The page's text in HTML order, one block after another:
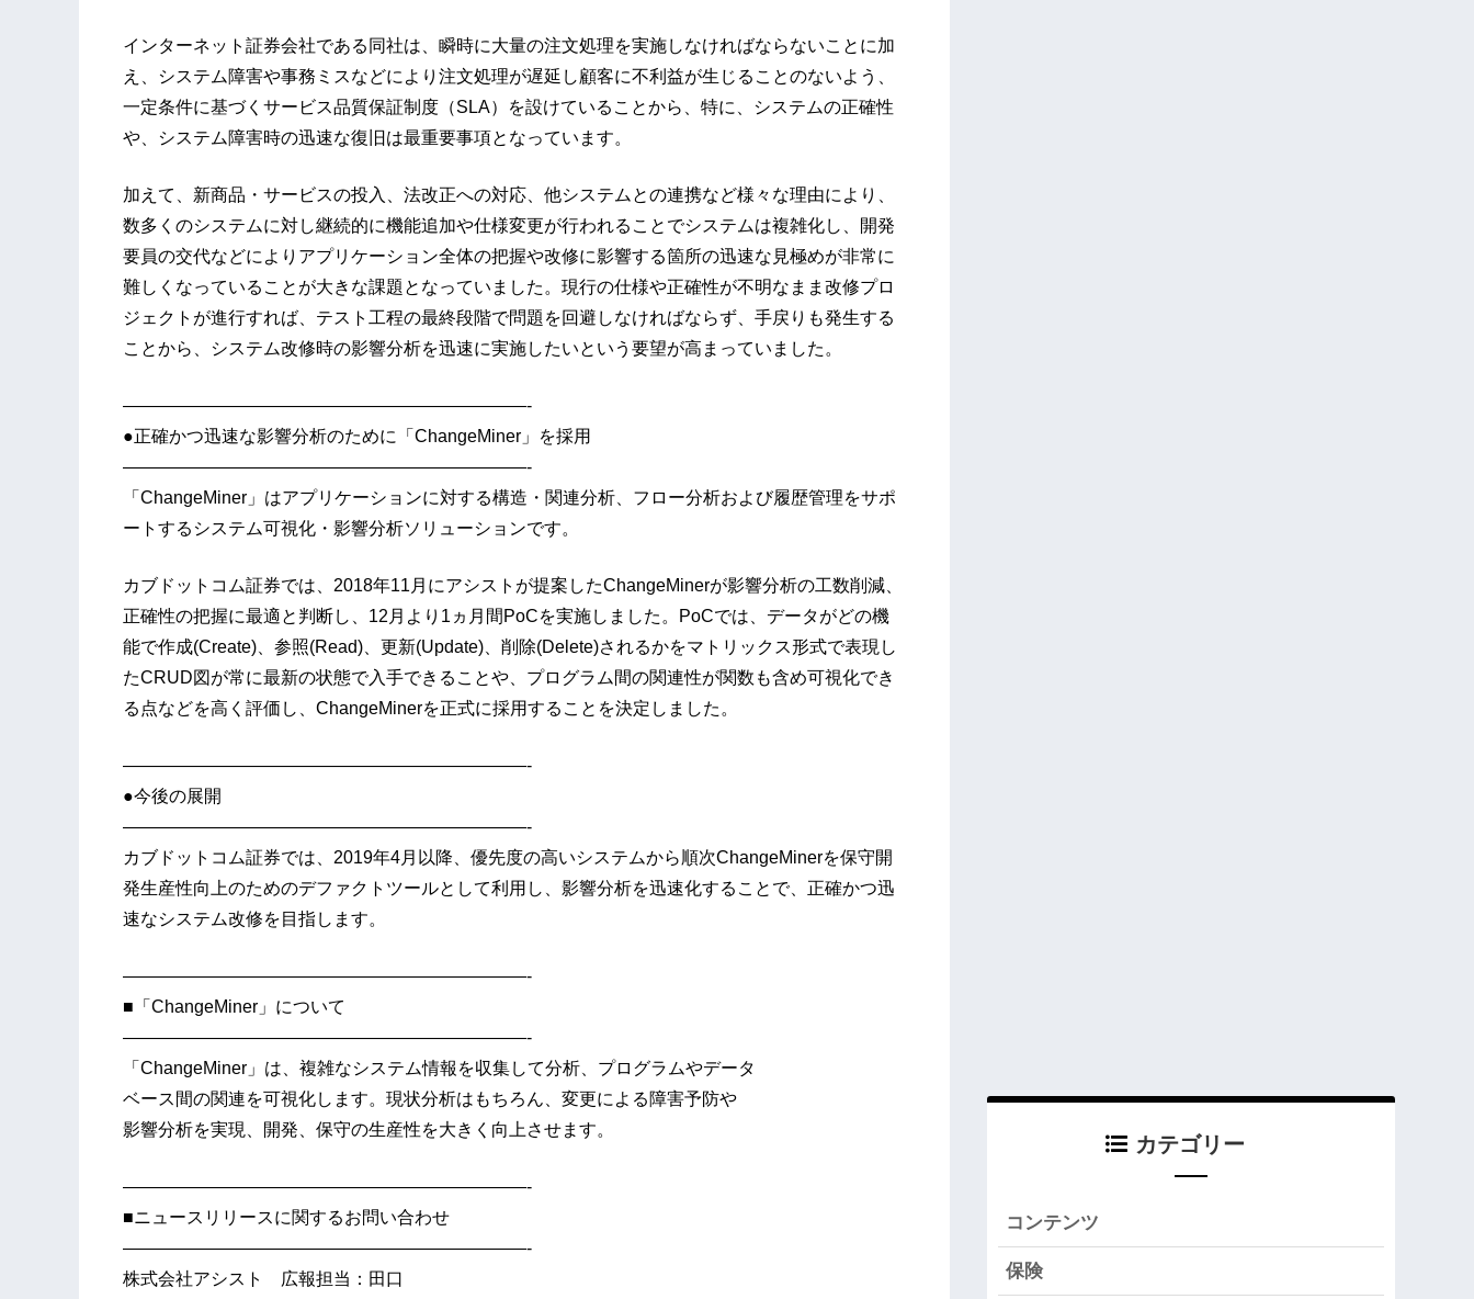
インターネット証券会社である同社は、瞬時に大量の注文処理を実施しなければならないことに加
え、システム障害や事務ミスなどにより注文処理が遅延し顧客に不利益が生じることのないよう、
一定条件に基づくサービス品質保証制度（SLA）を設けていることから、特に、システムの正確性
や、システム障害時の迅速な復旧は最重要事項となっています。
加えて、新商品・サービスの投入、法改正への対応、他システムとの連携など様々な理由により、
数多くのシステムに対し継続的に機能追加や仕様変更が行われることでシステムは複雑化し、開発
要員の交代などによりアプリケーション全体の把握や改修に影響する箇所の迅速な見極めが非常に
難しくなっていることが大きな課題となっていました。現行の仕様や正確性が不明なまま改修プロ
ジェクトが進行すれば、テスト工程の最終段階で問題を回避しなければならず、手戻りも発生する
ことから、システム改修時の影響分析を迅速に実施したいという要望が高まっていました。
———————————————————————-
●正確かつ迅速な影響分析のために「ChangeMiner」を採用
———————————————————————-
「ChangeMiner」はアプリケーションに対する構造・関連分析、フロー分析および履歴管理をサポ
ートするシステム可視化・影響分析ソリューションです。
カブドットコム証券では、2018年11月にアシストが提案したChangeMinerが影響分析の工数削減、
正確性の把握に最適と判断し、12月より1ヵ月間PoCを実施しました。PoCでは、データがどの機
能で作成(Create)、参照(Read)、更新(Update)、削除(Delete)されるかをマトリックス形式で表現し
たCRUD図が常に最新の状態で入手できることや、プログラム間の関連性が関数も含め可視化でき
る点などを高く評価し、ChangeMinerを正式に採用することを決定しました。
———————————————————————-
●今後の展開
———————————————————————-
カブドットコム証券では、2019年4月以降、優先度の高いシステムから順次ChangeMinerを保守開
発生産性向上のためのデファクトツールとして利用し、影響分析を迅速化することで、正確かつ迅
速なシステム改修を目指します。
———————————————————————-
■「ChangeMiner」について
———————————————————————-
「ChangeMiner」は、複雑なシステム情報を収集して分析、プログラムやデータ
ベース間の関連を可視化します。現状分析はもちろん、変更による障害予防や
影響分析を実現、開発、保守の生産性を大きく向上させます。
———————————————————————-
■ニュースリリースに関するお問い合わせ
———————————————————————-
株式会社アシスト 広報担当：田口
カテゴリー
コンテンツ
保険